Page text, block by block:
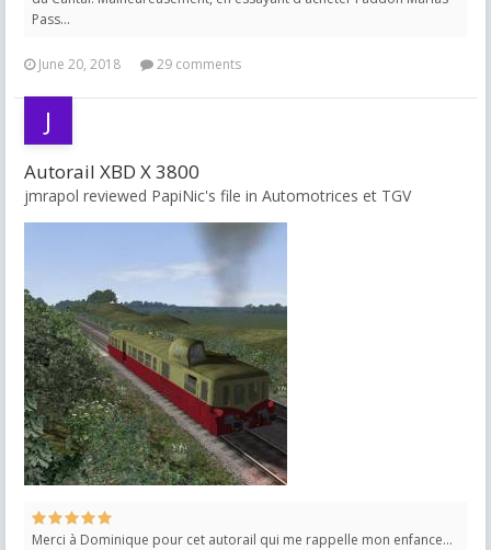
Pass...
June 20, 2018 29 comments
Autorail XBD X 3800
jmrapol reviewed PapiNic's file in Automotrices et TGV
Merci à Dominique pour cet autorail qui me rappelle mon enfance...